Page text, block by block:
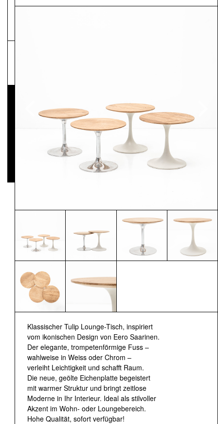
Klassischer Tulip Lounge-Tisch, inspiriert
vom ikonischen Design von Eero Saarinen.
Der elegante, trompetenförmige Fuss –
wahlweise in Weiss oder Chrom –
verleiht Leichtigkeit und schafft Raum.
Die neue, geölte Eichenplatte begeistert
mit warmer Struktur und bringt zeitlose
Moderne in Ihr Interieur. Ideal als stilvoller
Akzent im Wohn- oder Loungebereich.
Hohe Qualität, sofort verfügbar!
NEWSLETTER